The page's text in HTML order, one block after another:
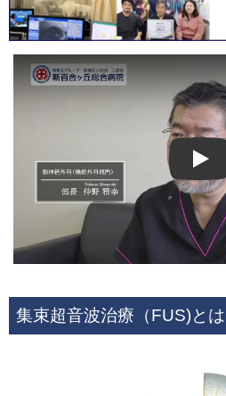
Play
集束超音波治療（FUS)とは